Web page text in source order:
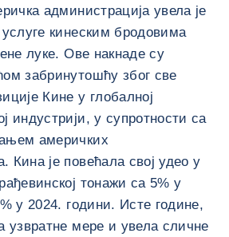
администрација увела је
услуге кинеским бродовима
луке. Ове накнаде су
забринутошћу због све
Кине у глобалној
индустрији, у супротности са
америчких
Кина је повећала свој удео у
тонажи са 5% у
у 2024. години. Исте године,
узвратне мере и увела сличне